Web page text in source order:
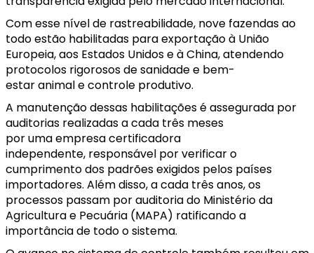
Com esse nível de rastreabilidade, nove fazendas ao
todo estão habilitadas para exportação à União
Europeia, aos Estados Unidos e à China, atendendo
protocolos rigorosos de sanidade e bem-
estar animal e controle produtivo.
A manutenção dessas habilitações é assegurada por
auditorias realizadas a cada três meses
por uma empresa certificadora
independente, responsável por verificar o
cumprimento dos padrões exigidos pelos países
importadores. Além disso, a cada três anos, os
processos passam por auditoria do Ministério da
Agricultura e Pecuária (MAPA) ratificando a
importância de todo o sistema.